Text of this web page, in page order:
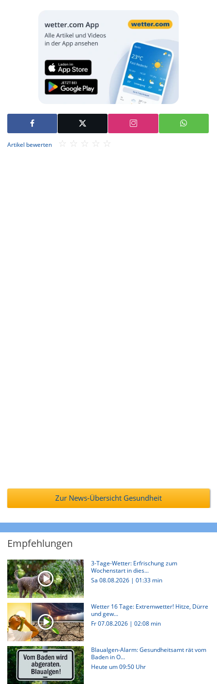
Artikel bewerten
Zur News-Übersicht Gesundheit
Empfehlungen
3-Tage-Wetter: Erfrischung zum
Wochenstart in dies...
Sa 08.08.2026 |01:33 min
Wetter 16 Tage: Extremwetter! Hitze, Dürre
und gew...
Fr 07.08.2026 |02:08 min
Blaualgen-Alarm: Gesundheitsamt rät vom
Baden in O...
Heute um 09:50 Uhr